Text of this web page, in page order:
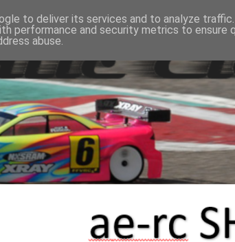
to deliver its services and to analyze
performance and security metrics to ensure
abuse.